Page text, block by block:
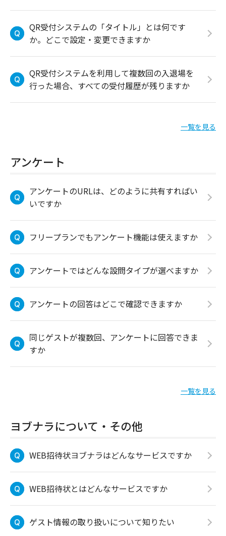
QR受付システムの「タイトル」とは何です
か。どこで設定・変更できますか
QR受付システムを利用して複数回の入退場を
行った場合、すべての受付履歴が残りますか
一覧を見る
アンケート
アンケートのURLは、どのように共有すればい
いですか
フリープランでもアンケート機能は使えますか
アンケートではどんな設問タイプが選べますか
アンケートの回答はどこで確認できますか
同じゲストが複数回、アンケートに回答できま
すか
一覧を見る
ヨブナラについて・その他
WEB招待状ヨブナラはどんなサービスですか
WEB招待状とはどんなサービスですか
ゲスト情報の取り扱いについて知りたい